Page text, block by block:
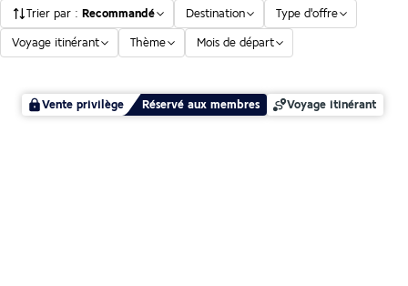
Trier par : Recommandé Destination Type d'offre
Voyage itinérant Thème Mois de départ
Vente privilège Réservé aux membres Voyage itinérant